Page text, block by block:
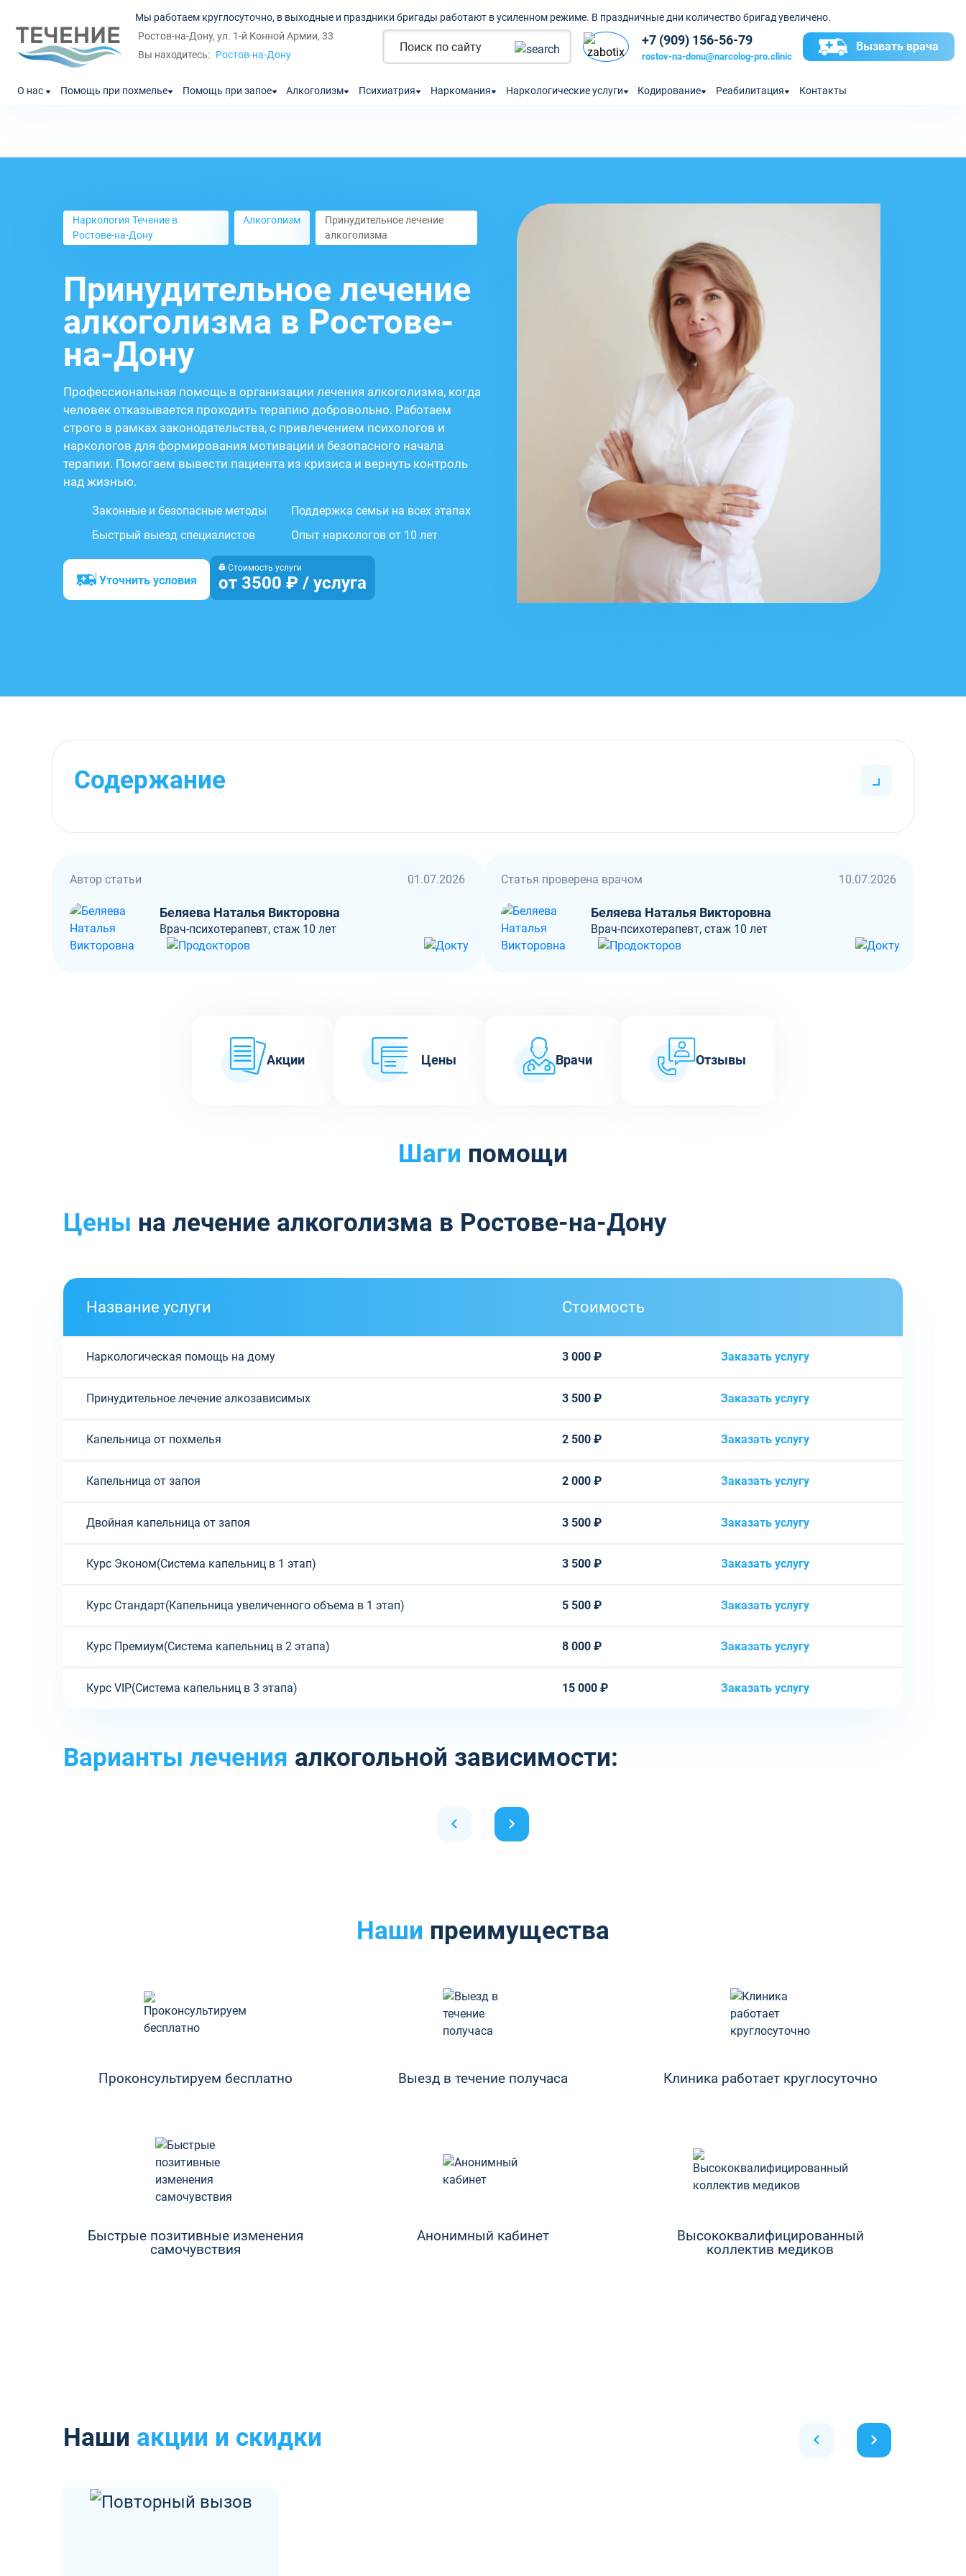
Мы работаем круглосуточно, в выходные и праздники бригады работают в усиленном режиме. В праздничные дни количество бригад увеличено.
Ростов-на-Дону, ул. 1-й Конной Армии, 33
Вы находитесь: Ростов-на-Дону
+7 (909) 156-56-79
rostov-na-donu@narcolog-pro.clinic
Вызвать врача
О нас Помощь при похмелье Помощь при запое Алкоголизм Психиатрия Наркомания Наркологические услуги Кодирование Реабилитация Контакты
Наркология Течение в
Ростове-на-Дону
Алкоголизм
Принудительное лечение
алкоголизма
Принудительное лечение
алкоголизма в Ростове-
на-Дону
Профессиональная помощь в организации лечения алкоголизма, когда
человек отказывается проходить терапию добровольно. Работаем
строго в рамках законодательства, с привлечением психологов и
наркологов для формирования мотивации и безопасного начала
терапии. Помогаем вывести пациента из кризиса и вернуть контроль
над жизнью.
Законные и безопасные методы
Поддержка семьи на всех этапах
Быстрый выезд специалистов
Опыт наркологов от 10 лет
Уточнить условия
Стоимость услуги
от 3500 ₽ / услуга
Содержание
Автор статьи 01.07.2026
Беляева Наталья Викторовна
Врач-психотерапевт, стаж 10 лет
Статья проверена врачом 10.07.2026
Беляева Наталья Викторовна
Врач-психотерапевт, стаж 10 лет
Акции Цены Врачи Отзывы
Шаги помощи
Цены на лечение алкоголизма в Ростове-на-Дону
Название услуги Стоимость
Наркологическая помощь на дому 3 000 ₽ Заказать услугу
Принудительное лечение алкозависимых 3 500 ₽ Заказать услугу
Капельница от похмелья 2 500 ₽ Заказать услугу
Капельница от запоя 2 000 ₽ Заказать услугу
Двойная капельница от запоя 3 500 ₽ Заказать услугу
Курс Эконом(Система капельниц в 1 этап) 3 500 ₽ Заказать услугу
Курс Стандарт(Капельница увеличенного объема в 1 этап) 5 500 ₽ Заказать услугу
Курс Премиум(Система капельниц в 2 этапа) 8 000 ₽ Заказать услугу
Курс VIP(Система капельниц в 3 этапа) 15 000 ₽ Заказать услугу
Варианты лечения алкогольной зависимости:
Наши преимущества
Проконсультируем бесплатно Выезд в течение получаса Клиника работает круглосуточно
Быстрые позитивные изменения
самочувствия
Анонимный кабинет
Высококвалифицированный
коллектив медиков
Наши акции и скидки